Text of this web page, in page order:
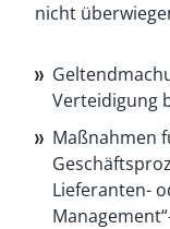
nicht
Verteidigung
Maßnahmen
Lieferanten-